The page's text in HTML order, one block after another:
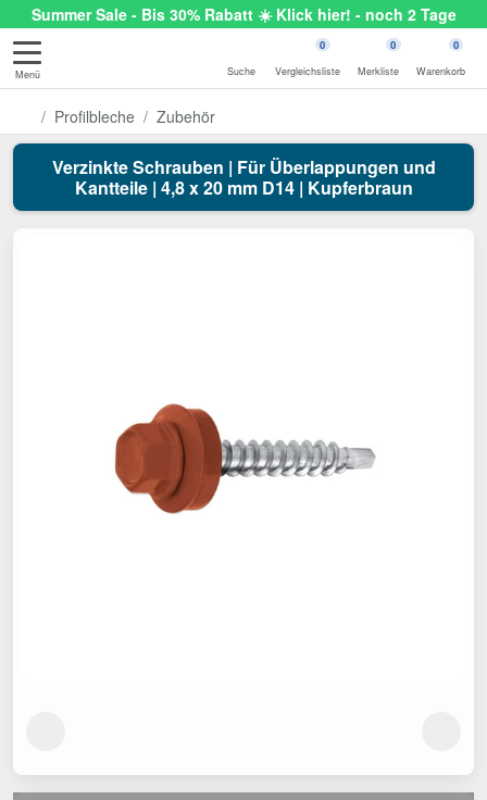
Summer Sale - Bis 30% Rabatt ☀️ Klick hier! - noch 2 Tage
Menü Suche
0
Vergleichsliste
0
Merkliste
0
Warenkorb
Profilbleche Zubehör
Verzinkte Schrauben | Für Überlappungen und
Kantteile | 4,8 x 20 mm D14 | Kupferbraun